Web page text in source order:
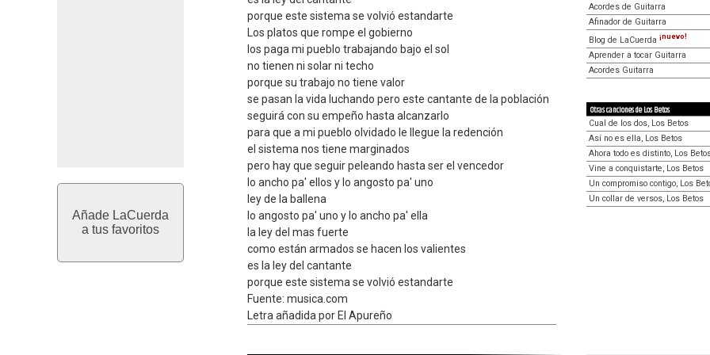
Añade LaCuerda
a tus favoritos
porque este sistema se volvió estandarte
Los platos que rompe el gobierno
los paga mi pueblo trabajando bajo el sol
no tienen ni solar ni techo
porque su trabajo no tiene valor
se pasan la vida luchando pero este cantante de la población
seguirá con su empeño hasta alcanzarlo
para que a mi pueblo olvidado le llegue la redención
el sistema nos tiene marginados
pero hay que seguir peleando hasta ser el vencedor
lo ancho pa' ellos y lo angosto pa' uno
ley de la ballena
lo angosto pa' uno y lo ancho pa' ella
la ley del mas fuerte
como están armados se hacen los valientes
es la ley del cantante
porque este sistema se volvió estandarte
Fuente: musica.com
Letra añadida por El Apureño
Acordes de Guitarra
Afinador de Guitarra
Blog de LaCuerda ¡nuevo!
Aprender a tocar Guitarra
Acordes Guitarra
Otras canciones de Los Betos
Cual de los dos, Los Betos
Así no es ella, Los Betos
Ahora todo es distinto, Los
Vine a conquistarte, Los Betos
Un compromiso contigo, Los
Un collar de versos, Los Betos